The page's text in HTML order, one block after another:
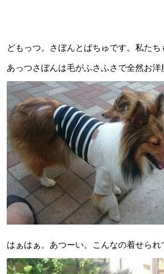
どもっつ。さぼんとぱちゅです。私たち
あっつさぼんは毛がふさふさで全然お洋
はぁはぁ。あつーい。こんなの着せられ